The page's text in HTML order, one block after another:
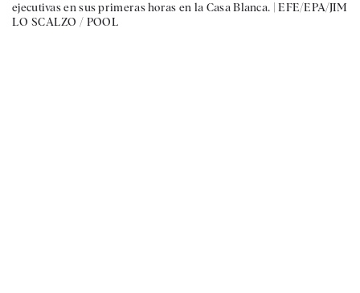
ejecutivas en sus primeras horas en la Casa Blanca. |EFE/EPA/JIM
LO SCALZO / POOL